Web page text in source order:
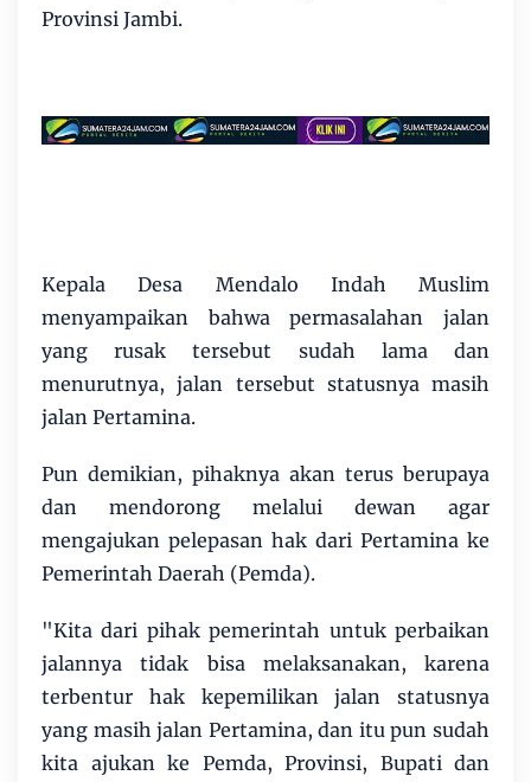
Provinsi Jambi.
Kepala Desa Mendalo Indah Muslim
menyampaikan bahwa permasalahan jalan
yang rusak tersebut sudah lama dan
menurutnya, jalan tersebut statusnya masih
jalan Pertamina.
Pun demikian, pihaknya akan terus berupaya
dan mendorong melalui dewan agar
mengajukan pelepasan hak dari Pertamina ke
Pemerintah Daerah (Pemda).
"Kita dari pihak pemerintah untuk perbaikan
jalannya tidak bisa melaksanakan, karena
terbentur hak kepemilikan jalan statusnya
yang masih jalan Pertamina, dan itu pun sudah
kita ajukan ke Pemda, Provinsi, Bupati dan